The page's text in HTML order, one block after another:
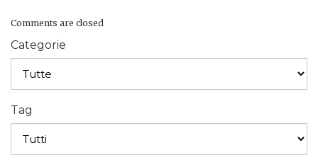
Comments are closed
Categorie
Tag